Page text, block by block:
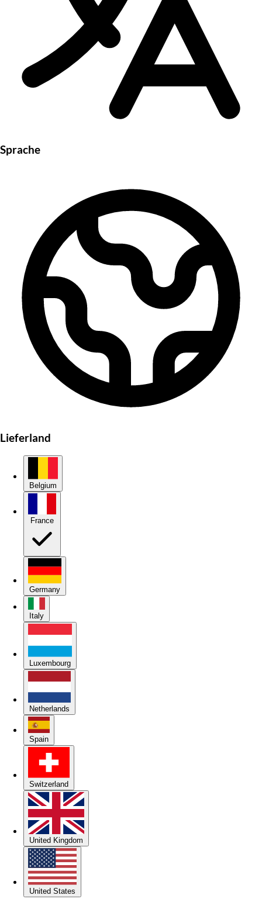
Sprache
Lieferland
Belgium
Germany
Italy
Luxembourg
Netherlands
Spain
Switzerland
United Kingdom
United States